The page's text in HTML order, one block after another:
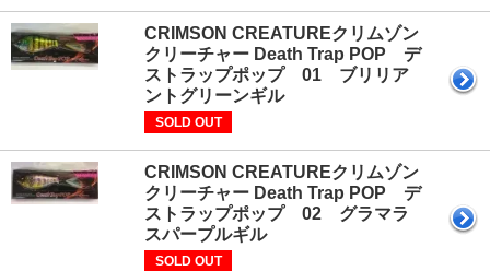
CRIMSON CREATUREクリムゾン
クリーチャー Death Trap POP デ
ストラップポップ 01 ブリリア
ントグリーンギル
SOLD OUT
CRIMSON CREATUREクリムゾン
クリーチャー Death Trap POP デ
ストラップポップ 02 グラマラ
スパープルギル
SOLD OUT